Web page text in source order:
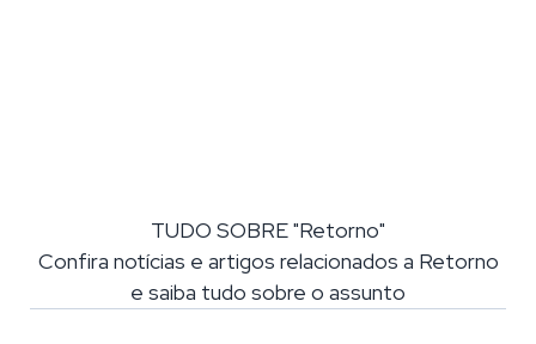
TUDO SOBRE "Retorno"
Confira notícias e artigos relacionados a Retorno
e saiba tudo sobre o assunto